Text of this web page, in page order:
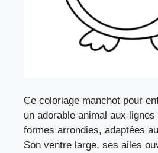
Ce coloriage manchot pour
un adorable animal aux
formes arrondies, adaptées
Son ventre large, ses ailes